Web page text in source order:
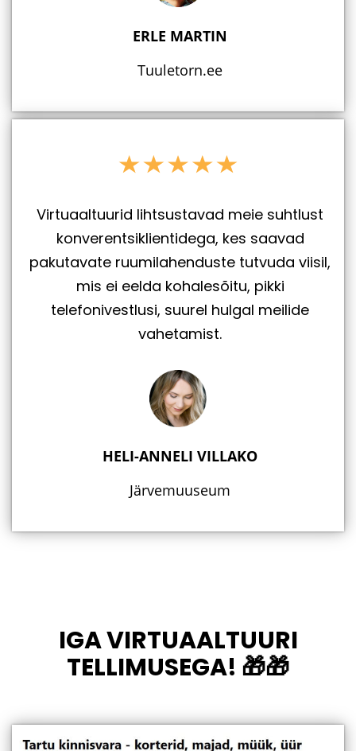
ERLE MARTIN
Tuuletorn.ee
Virtuaaltuurid lihtsustavad meie suhtlust
konverentsiklientidega, kes saavad
pakutavate ruumilahenduste tutvuda viisil,
mis ei eelda kohalesõitu, pikki
telefonivestlusi, suurel hulgal meilide
vahetamist.
HELI-ANNELI VILLAKO
Järvemuuseum
IGA VIRTUAALTUURI
TELLIMUSEGA! 🎁🎁